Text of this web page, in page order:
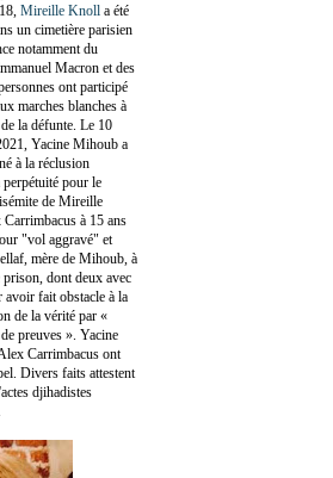
Mireille Knoll a été
un cimetière parisien
notamment du
Macron et des
ont participé
marches blanches à
la défunte. Le 10
Yacine Mihoub a
à la réclusion
pour le
de Mireille
à 15 ans
"vol aggravé" et
mère de Mihoub, à
prison, dont deux avec
avoir fait obstacle à la
de la vérité par «
preuves ». Yacine
Carrimbacus ont
Divers faits attestent
djihadistes